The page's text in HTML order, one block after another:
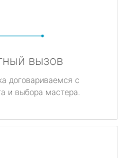
вызов
договариваемся с
и выбора мастера.